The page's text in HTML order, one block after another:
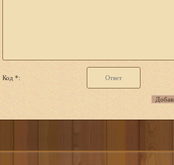
Код *: